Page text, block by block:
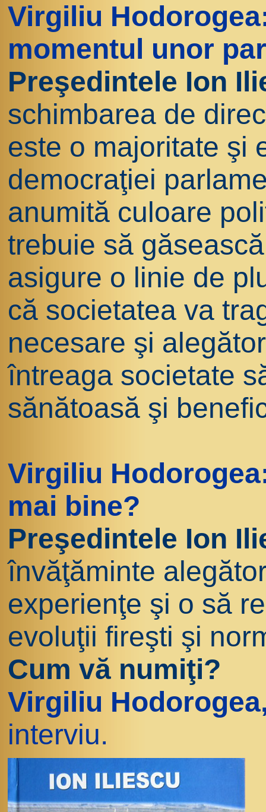
Virgiliu
momentul unor
Preşedintele Ion
schimbarea de
este o majoritate şi
democraţiei
anumită culoare
trebuie să
asigure o linie de
că societatea va
necesare şi
întreaga societate
sănătoasă şi
Virgiliu
mai bine?
Preşedintele Ion
învăţăminte
experienţe şi o să
evoluţii fireşti şi
Cum vă numiţi?
Virgiliu
interviu.